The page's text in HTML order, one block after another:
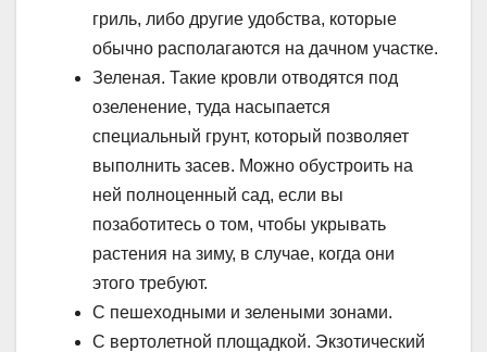
гриль, либо другие удобства, которые
обычно располагаются на дачном участке.
Зеленая. Такие кровли отводятся под
озеленение, туда насыпается
специальный грунт, который позволяет
выполнить засев. Можно обустроить на
ней полноценный сад, если вы
позаботитесь о том, чтобы укрывать
растения на зиму, в случае, когда они
этого требуют.
С пешеходными и зелеными зонами.
С вертолетной площадкой. Экзотический